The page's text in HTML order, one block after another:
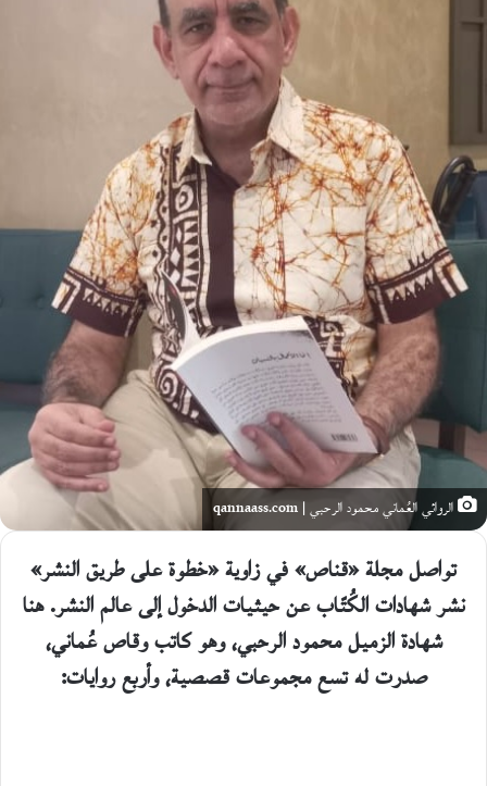
الروائي العُماني محمود الرحبي | qannaass.com
تواصل مجلة «قناص» في زاوية «خطوة على طريق النشر»
نشر شهادات الكُتّاب عن حيثيات الدخول إلى عالم النشر.هنا
شهادة الزميل محمود الرحبي، وهوكاتب وقاص عُماني،
صدرت له تسع مجموعات قصصية، وأربع روايات: